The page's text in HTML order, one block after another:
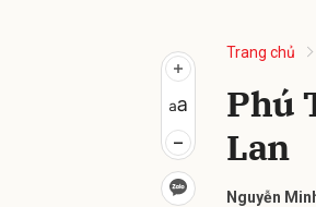
Trang chủ
Phú
Lan
Nguyễn